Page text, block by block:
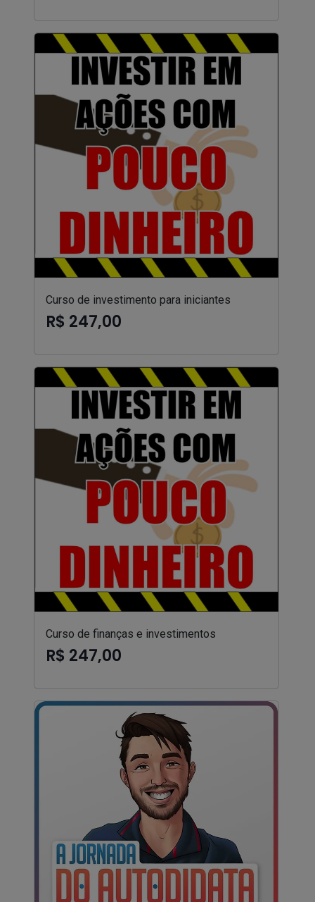
Curso de investimento para iniciantes
R$ 247,00
Curso de finanças e investimentos
R$ 247,00